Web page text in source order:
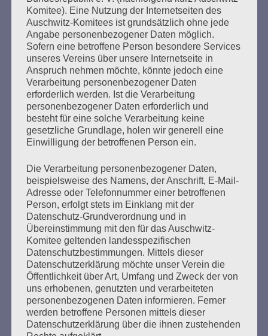
Vor dem Urteil. Der Prozess gegen
Bruno D., die deutsche Justiz und wir
heute
Erstellt am 22. Juli 2020
„Das ist alles eine Farce!“, brach es aus Esther Bejarano
heraus. „Er hat alles gesehen, er hat alles gewusst!“ Am 9.
Dezember 2019 hatte die Überlebende der KZ Auschwitz
und Ravensbrück einer Verhandlung im Stutthof-Prozess
beigewohnt. Im Hamburger Prozess gegen einen
ehemaligen SS-Wachmann des KZ Stutthof hat der
Verteidiger einen Freispruch verlangt. Aus damaliger
Sicht…
mehr ...
Komitee). Eine Nutzung der Internetseiten des
Auschwitz-Komitees ist grundsätzlich ohne jede
Angabe personenbezogener Daten möglich.
Sofern eine betroffene Person besondere Services
unseres Vereins über unsere Internetseite in
Anspruch nehmen möchte, könnte jedoch eine
Verarbeitung personenbezogener Daten
erforderlich werden. Ist die Verarbeitung
personenbezogener Daten erforderlich und
besteht für eine solche Verarbeitung keine
gesetzliche Grundlage, holen wir generell eine
Einwilligung der betroffenen Person ein.
Die Verarbeitung personenbezogener Daten,
beispielsweise des Namens, der Anschrift, E-Mail-
Adresse oder Telefonnummer einer betroffenen
Person, erfolgt stets im Einklang mit der
Datenschutz-Grundverordnung und in
Übereinstimmung mit den für das Auschwitz-
Komitee geltenden landesspezifischen
Datenschutzbestimmungen. Mittels dieser
Datenschutzerklärung möchte unser Verein die
Öffentlichkeit über Art, Umfang und Zweck der von
uns erhobenen, genutzten und verarbeiteten
personenbezogenen Daten informieren. Ferner
werden betroffene Personen mittels dieser
Datenschutzerklärung über die ihnen zustehenden